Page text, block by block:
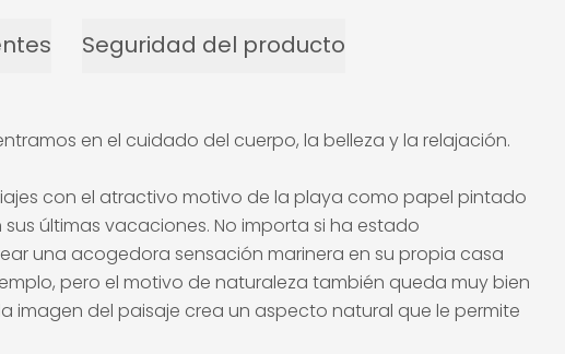
Seguridad del producto
en el cuidado del cuerpo, la belleza y la relajación.
con el atractivo motivo de la playa como papel pintado
últimas vacaciones. No importa si ha estado
una acogedora sensación marinera en su propia casa
pero el motivo de naturaleza también queda muy bien
del paisaje crea un aspecto natural que le permite